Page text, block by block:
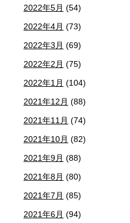
2022年5月 (54)
2022年4月 (73)
2022年3月 (69)
2022年2月 (75)
2022年1月 (104)
2021年12月 (88)
2021年11月 (74)
2021年10月 (82)
2021年9月 (88)
2021年8月 (80)
2021年7月 (85)
2021年6月 (94)